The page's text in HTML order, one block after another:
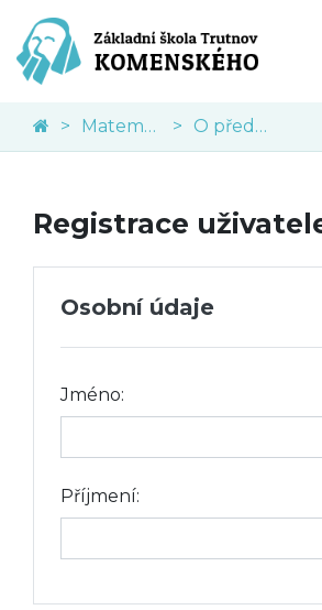
Matematika O předmětu
Registrace
Osobní údaje
Jméno:
Příjmení: